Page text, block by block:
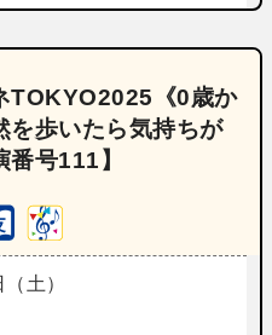
TOKYO2025《0歳か
歩いたら気持ちが
号111】
土）